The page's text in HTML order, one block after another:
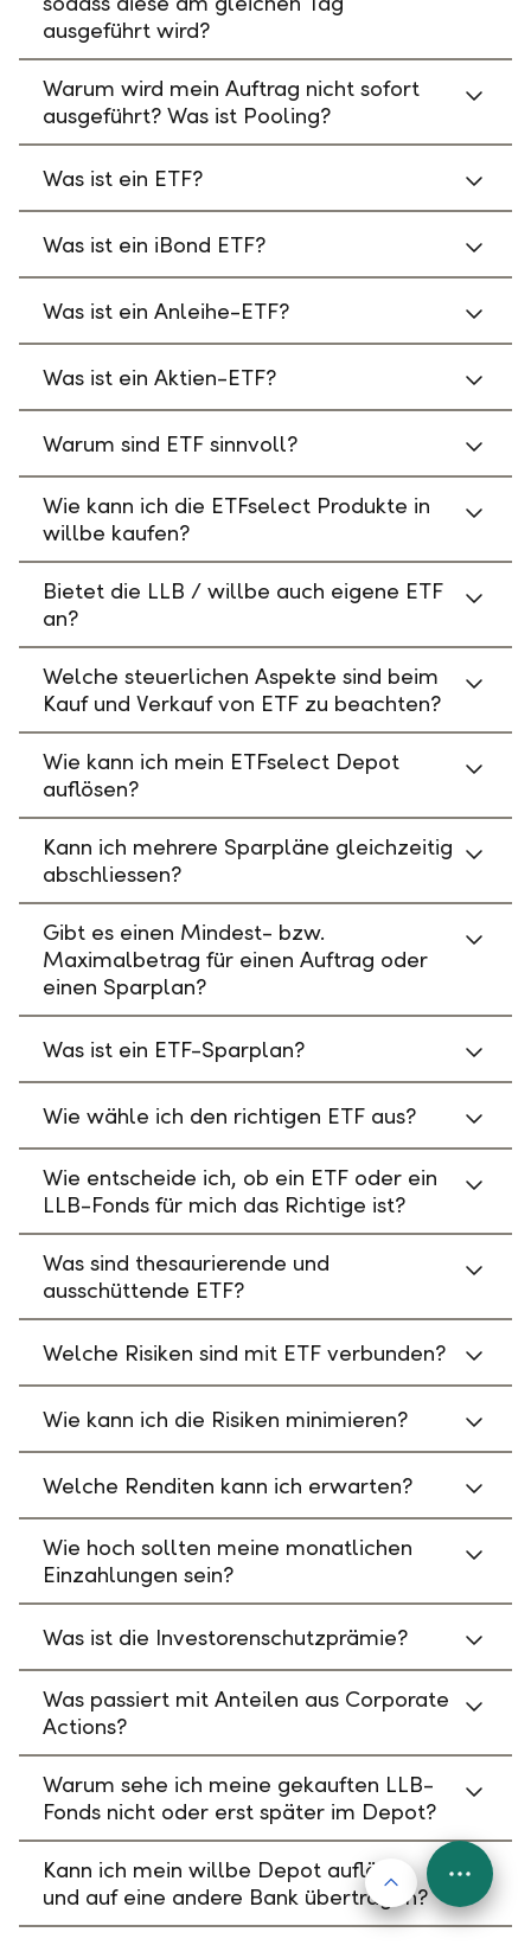
ausgeführt wird?
Warum wird mein Auftrag nicht sofort
ausgeführt? Was ist Pooling?
Was ist ein ETF?
Was ist ein iBond ETF?
Was ist ein Anleihe-ETF?
Was ist ein Aktien-ETF?
Warum sind ETF sinnvoll?
Wie kann ich die ETFselect Produkte in
willbe kaufen?
Bietet die LLB / willbe auch eigene ETF
an?
Welche steuerlichen Aspekte sind beim
Kauf und Verkauf von ETF zu beachten?
Wie kann ich mein ETFselect Depot
auflösen?
Kann ich mehrere Sparpläne gleichzeitig
abschliessen?
Gibt es einen Mindest- bzw.
Maximalbetrag für einen Auftrag oder
einen Sparplan?
Was ist ein ETF-Sparplan?
Wie wähle ich den richtigen ETF aus?
Wie entscheide ich, ob ein ETF oder ein
LLB-Fonds für mich das Richtige ist?
Was sind thesaurierende und
ausschüttende ETF?
Welche Risiken sind mit ETF verbunden?
Wie kann ich die Risiken minimieren?
Welche Renditen kann ich erwarten?
Wie hoch sollten meine monatlichen
Einzahlungen sein?
Was ist die Investorenschutzprämie?
Was passiert mit Anteilen aus Corporate
Actions?
Warum sehe ich meine gekauften LLB-
Fonds nicht oder erst später im Depot?
Kann ich mein willbe Depot auflösen
und auf eine andere Bank übertragen?
Nach oben
FAB
Menu